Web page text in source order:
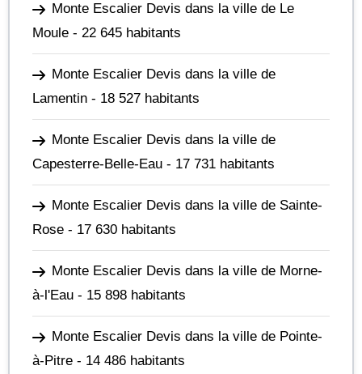
Monte Escalier Devis dans la ville de Le
Moule - 22 645 habitants
Monte Escalier Devis dans la ville de
Lamentin - 18 527 habitants
Monte Escalier Devis dans la ville de
Capesterre-Belle-Eau - 17 731 habitants
Monte Escalier Devis dans la ville de Sainte-
Rose - 17 630 habitants
Monte Escalier Devis dans la ville de Morne-
à-l'Eau - 15 898 habitants
Monte Escalier Devis dans la ville de Pointe-
à-Pitre - 14 486 habitants